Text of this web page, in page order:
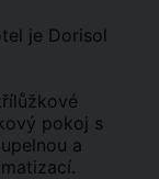
je Dorisol
pokoj s
a